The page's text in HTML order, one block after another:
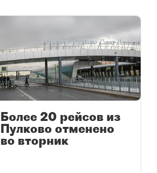
Более 20 рейсов из
Пулково отменено
во вторник